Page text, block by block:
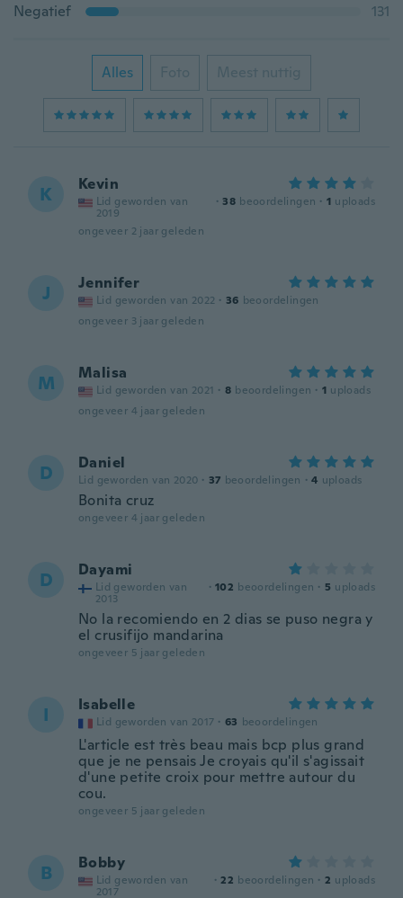
Negatief
131
Alles Foto Meest nuttig
K Kevin
Lid geworden van
2019
· 38 beoordelingen · 1 uploads
ongeveer 2 jaar geleden
J Jennifer
Lid geworden van 2022 · 36 beoordelingen
ongeveer 3 jaar geleden
M Malisa
Lid geworden van 2021 · 8 beoordelingen · 1 uploads
ongeveer 4 jaar geleden
D Daniel
Lid geworden van 2020 · 37 beoordelingen · 4 uploads
Bonita cruz
ongeveer 4 jaar geleden
D Dayami
Lid geworden van
2013
· 102 beoordelingen · 5 uploads
No la recomiendo en 2 dias se puso negra y
el crusifijo mandarina
ongeveer 5 jaar geleden
I Isabelle
Lid geworden van 2017 · 63 beoordelingen
L'article est très beau mais bcp plus grand
que je ne pensais Je croyais qu'il s'agissait
d'une petite croix pour mettre autour du
cou.
ongeveer 5 jaar geleden
B Bobby
Lid geworden van
2017
· 22 beoordelingen · 2 uploads